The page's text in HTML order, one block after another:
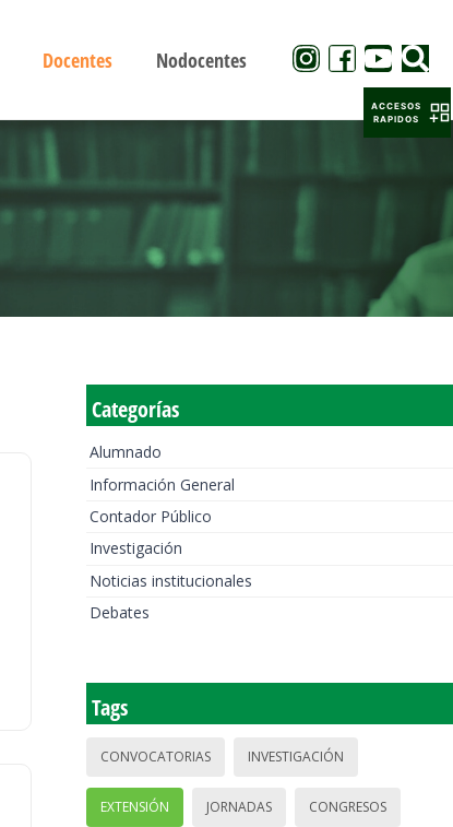
Docentes Nodocentes
Categorías
Alumnado
Información General
Contador Público
Investigación
Noticias institucionales
Debates
Tags
CONVOCATORIAS INVESTIGACIÓN
EXTENSIÓN JORNADAS CONGRESOS
ACCESOS
RAPIDOS